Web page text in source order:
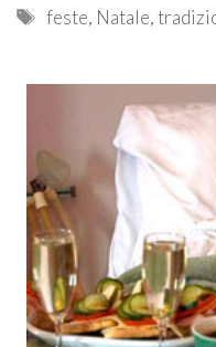
Tags
feste, Natale,